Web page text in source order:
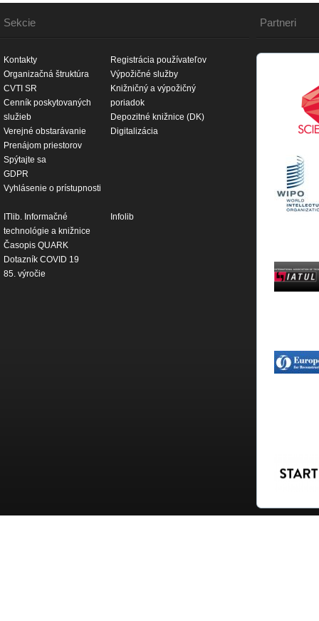
Sekcie
Kontakty
Organizačná štruktúra
CVTI SR
Cenník poskytovaných
služieb
Verejné obstarávanie
Prenájom priestorov
Spýtajte sa
GDPR
Vyhlásenie o prístupnosti
Registrácia používateľov
Výpožičné služby
Knižničný a výpožičný
poriadok
Depozitné knižnice (DK)
Digitalizácia
ITlib. Informačné
technológie a knižnice
Časopis QUARK
Dotazník COVID 19
85. výročie
Infolib
Partneri